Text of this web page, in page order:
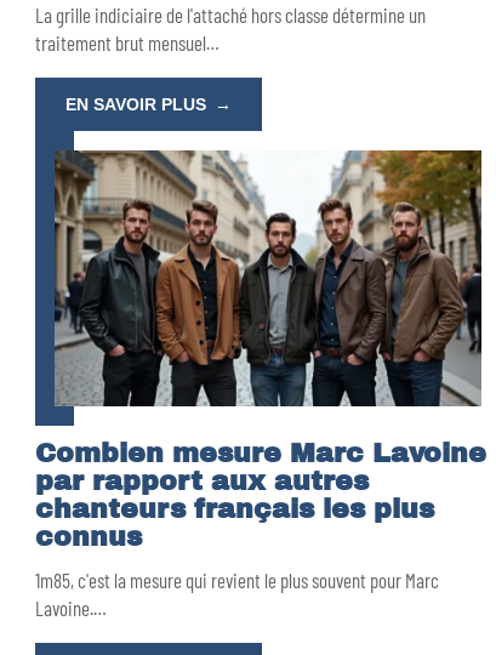
La grille indiciaire de l'attaché hors classe détermine un
traitement brut mensuel…
EN SAVOIR PLUS
Combien mesure Marc Lavoine
par rapport aux autres
chanteurs français les plus
connus
1m85, c'est la mesure qui revient le plus souvent pour Marc
Lavoine.…